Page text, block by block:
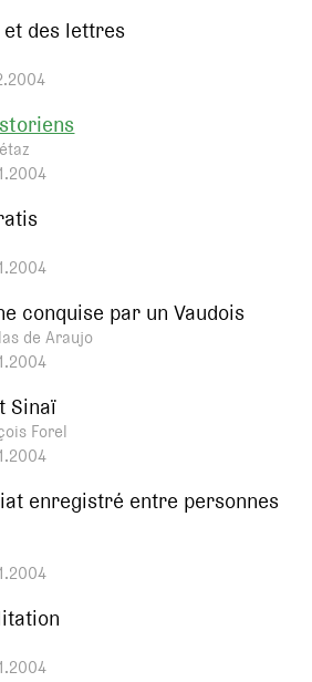
des lettres
conquise par un Vaudois
de Araujo
Sinaï
Forel
enregistré entre personnes